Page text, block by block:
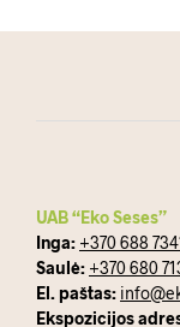
UAB “Eko Seses”
Inga: +370 688
Saulė: +370 680
El. paštas:
Ekspozicijos